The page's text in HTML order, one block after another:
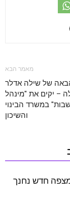
מאמר הבא
של שילה אדלר
– יקים את "מינהל
במשרד הבינוי
והשיכון
חדש נחנך